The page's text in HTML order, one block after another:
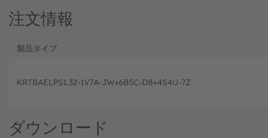
注文情報
製品タイプ
KRTBAELPS1.32-1V7A-JW+6B5C-D8+4S4U-7Z
ダウンロード